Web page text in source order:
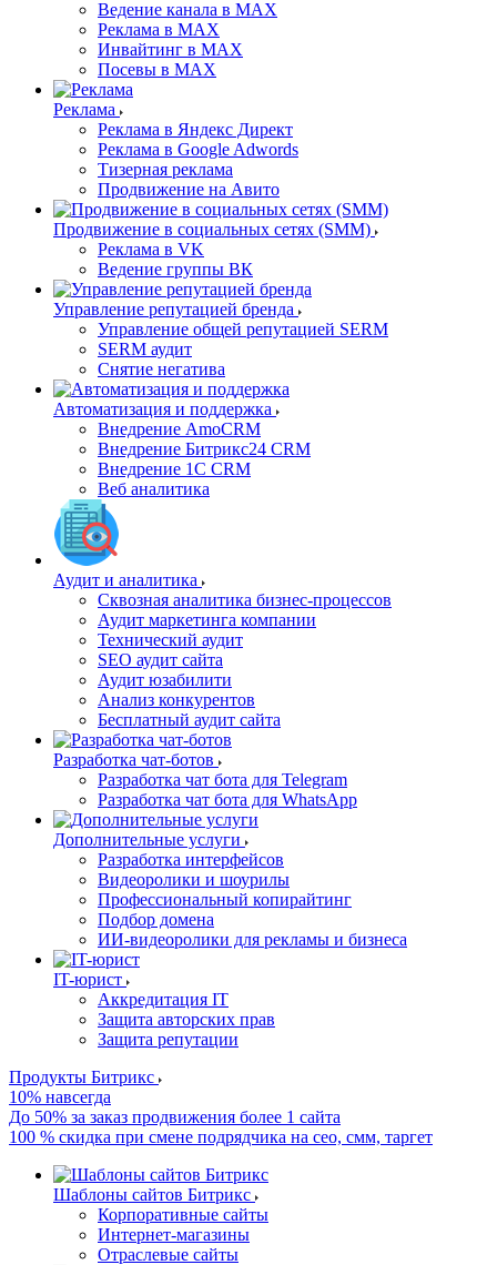
Ведение канала в MAX
Реклама в MAX
Инвайтинг в MAX
Посевы в MAX
Реклама
Реклама в Яндекс Директ
Реклама в Google Adwords
Тизерная реклама
Продвижение на Авито
Продвижение в социальных сетях (SMM)
Реклама в VK
Ведение группы ВК
Управление репутацией бренда
Управление общей репутацией SERM
SERM аудит
Снятие негатива
Автоматизация и поддержка
Внедрение AmoCRM
Внедрение Битрикс24 CRM
Внедрение 1C CRM
Веб аналитика
Аудит и аналитика
Сквозная аналитика бизнес-процессов
Аудит маркетинга компании
Технический аудит
SEO аудит сайта
Аудит юзабилити
Анализ конкурентов
Бесплатный аудит сайта
Разработка чат-ботов
Разработка чат бота для Telegram
Разработка чат бота для WhatsApp
Дополнительные услуги
Разработка интерфейсов
Видеоролики и шоурилы
Профессиональный копирайтинг
Подбор домена
ИИ-видеоролики для рекламы и бизнеса
IT-юрист
Аккредитация IT
Защита авторских прав
Защита репутации
Продукты Битрикс
10% навсегда
До 50% за заказ продвижения более 1 сайта
100 % скидка при смене подрядчика на сео, смм, таргет
Шаблоны сайтов Битрикс
Корпоративные сайты
Интернет-магазины
Отраслевые сайты